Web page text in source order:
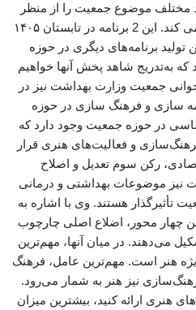
مختلف موضوع جمعیت را از منظر
دانش و علم، برای مردم تبیین می کند. این 2 برنامه در تابستان ۱۴۰۵
تولید برنامه‌های دیگری در حوزه
که به‌تدریج شاهد پخش آنها خواهیم
جمعیت وزارت بهداشت نیز در
سازی و فرهنگ سازی در حوزه
در حوزه جمعیت وجود دارد که
و فعالیت‌های هنری قرار
رکن سوم تعدیل و اصلاح
نیز موضوعات بهداشتی و درمانی
هستند. وی با اشاره به
چهار محور، اضلاع اصلی چارچوب
می‌دهند. در میان آنها، مهم‌ترین
هنر است. مهم‌ترین عامل، فرهنگ
نیز هنر به شمار می‌رود.
هنری ارائه کنید، بیشترین میزان